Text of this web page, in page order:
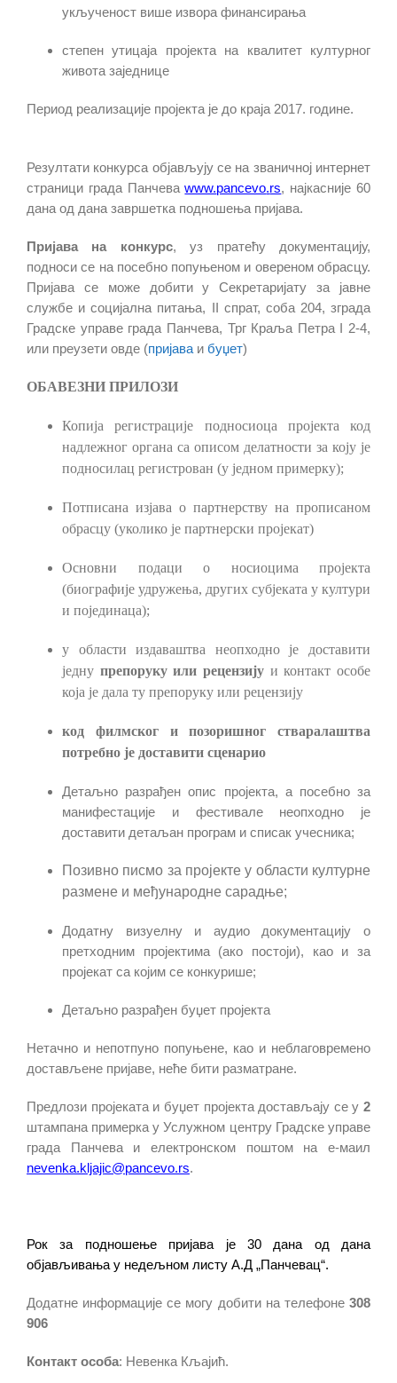
укљученост више извора финансирања
степен утицаја пројекта на квалитет културног
живота заједнице
Период реализације пројекта је до краја 2017. године.
Резултати конкурса објављују се на званичној интернет
страници града Панчеваwww.pancevo.rs, најкасније 60
дана од дана завршетка подношења пријава.
Пријава на конкурс, уз пратећу документацију,
подноси се на посебно попуњеном и овереном обрасцу.
Пријава се може добити у Секретаријату за јавне
службе и социјална питања, II спрат, соба 204, зграда
Градске управе града Панчева, Трг Краља Петра I 2-4,
или преузети овде (пријава и буџет)
ОБАВЕЗНИ ПРИЛОЗИ
Копија регистрације подносиоца пројекта код
надлежног органа са описом делатности за коју је
подносилац регистрован (у једном примерку);
Потписана изјава о партнерству на прописаном
обрасцу (уколико је партнерски пројекат)
Основни подаци о носиоцима пројекта
(биографије удружења, других субјеката у култури
и појединаца);
у области издаваштва неопходно је доставити
једну препоруку или рецензију и контакт особе
која је дала ту препоруку или рецензију
код филмског и позоришног стваралаштва
потребно је доставити сценарио
Детаљно разрађен опис пројекта, а посебно за
манифестације и фестивале неопходно је
доставити детаљан програм и списак учесника;
Позивно писмо за пројекте у области културне
размене и међународне сарадње;
Додатну визуелну и аудио документацију о
претходним пројектима (ако постоји), као и за
пројекат са којим се конкурише;
Детаљно разрађен буџет пројекта
Нетачно и непотпуно попуњене, као и неблаговремено
достављене пријаве, неће бити разматране.
Предлози пројеката и буџет пројекта достављају се у 2
штампана примерка у Услужном центру Градске управе
града Панчева и електронском поштом на е-маил
nevenka.kljajic@pancevo.rs.
Рок за подношење пријава је 30 дана од дана
објављивања у недељном листу А.Д „Панчевац“.
Додатне информације се могу добити на телефоне 308
906
Контакт особа: Невенка Кљајић.